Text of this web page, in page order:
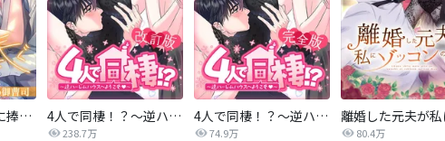
最後の恋を君に捧ぐ～余命1年の御曹司～ 4人で同棲！？～逆ハーレムハウスへようこそ♥～【改訂版】
238.7万
4人で同棲！？～逆ハーレムハウスへようこそ♥～【完全版】
74.9万 80.4万